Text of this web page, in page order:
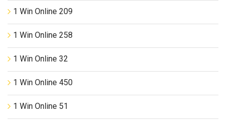
1 Win Online 209
1 Win Online 258
1 Win Online 32
1 Win Online 450
1 Win Online 51